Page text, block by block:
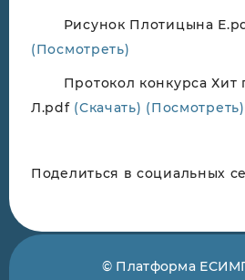
Рисунок Плотицына
(Посмотреть)
Протокол конкурса Хит
Л.pdf (Скачать) (Посмотреть)
Поделиться в социальных
© Платформа